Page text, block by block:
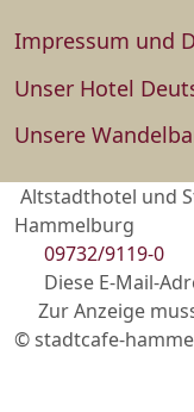
Impressum und
Unser Hotel
Unsere
Altstadthotel und
Hammelburg
09732/9119-0
Diese E-Mail-
Zur Anzeige
© stadtcafe-